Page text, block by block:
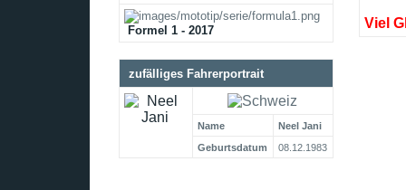
Formel 1 - 2017
zufälliges Fahrerportrait
Name
Neel Jani
Geburtsdatum
08.12.1983
Viel